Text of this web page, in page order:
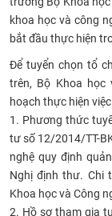
KHOA HỌC
HTQT
CỰU NGƯỜI
khoa học và công
bắt đầu thực hiện
Để tuyển chọn tổ
trên, Bộ Khoa học
hoạch thực hiện
1. Phương thức
tư số 12/2014/TT-
nghệ quy định
Nghị định thư. Chi
Khoa học và Công
2. Hồ sơ tham gia